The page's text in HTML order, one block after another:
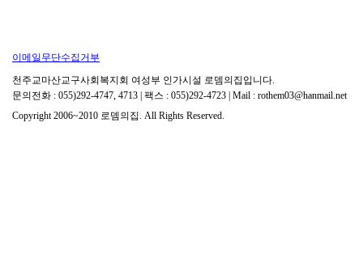
이메일무단수집거부
천주교마산교구사회복지회 여성부 인가시설 로뎀의집입니다.
문의전화 : 055)292-4747, 4713 | 팩스 : 055)292-4723 | Mail : rothem03@hanmail.net
Copyright 2006~2010 로뎀의집. All Rights Reserved.